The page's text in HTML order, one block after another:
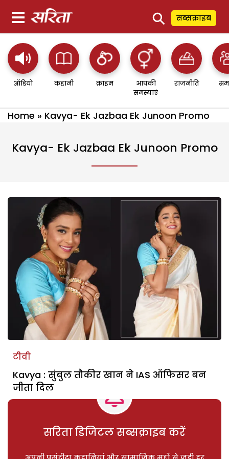
⚲ सब्सक्राइब
ऑडियो कहानी क्राइम
आपकी
समस्याएं
राजनीति
Home » Kavya- Ek Jazbaa Ek Junoon Promo
Kavya- Ek Jazbaa Ek Junoon Promo
टीवी
Kavya : सुंबुल तौकीर खान ने IAS ऑफिसर बन
जीता दिल
सरिता डिजिटल सब्सक्राइब करें